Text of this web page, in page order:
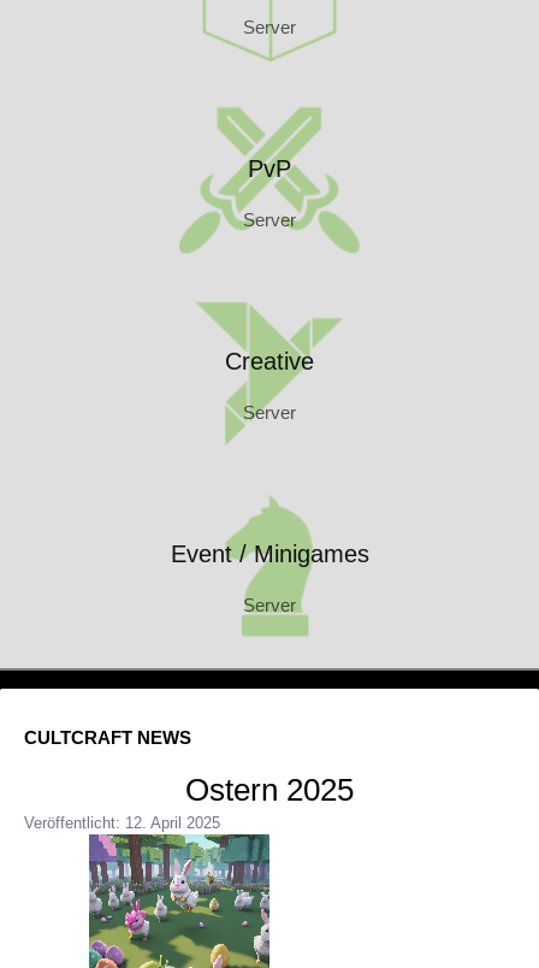
Server
PvP
Server
Server
Creative
Server
Creative
Server
Event / Minigames
Server
Event / Minigames
Server
CULTCRAFT NEWS
Ostern 2025
Veröffentlicht: 12. April 2025